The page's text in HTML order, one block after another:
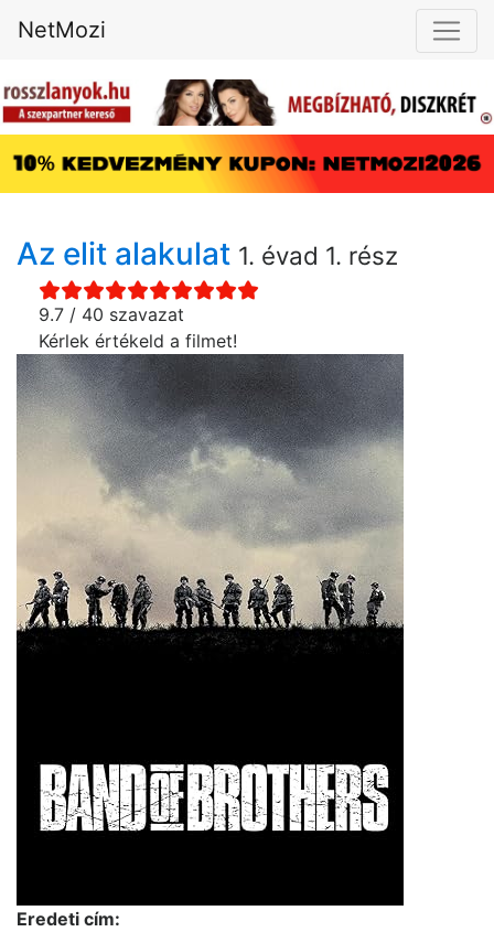
NetMozi
Az elit alakulat 1. évad 1. rész
9.7 / 40 szavazat
Kérlek értékeld a filmet!
Eredeti cím: